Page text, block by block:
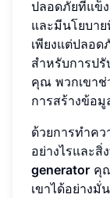
ปลอดภัยที่แข็
และมีนโยบา
เพียงแต่ปลอด
สำหรับการปรั
คุณ พวกเขาช่
การสร้างข้อ
ด้วยการทำคว
อย่างไรและสิ่
generator คุ
เขาได้อย่าง